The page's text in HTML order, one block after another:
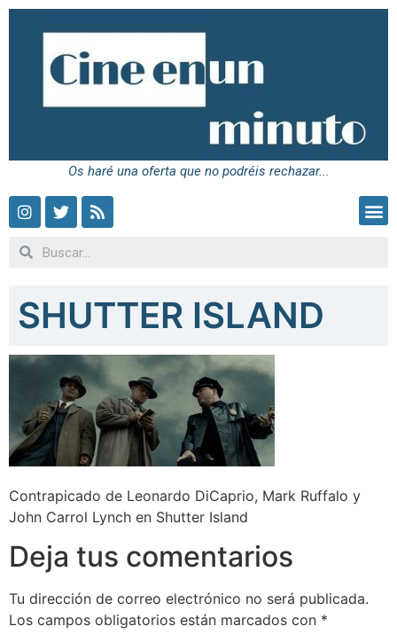
Os haré una oferta que no podréis rechazar...
SHUTTER ISLAND
Contrapicado de Leonardo DiCaprio, Mark Ruffalo y
John Carrol Lynch en Shutter Island
Deja tus comentarios
Tu dirección de correo electrónico no será publicada.
Los campos obligatorios están marcados con *